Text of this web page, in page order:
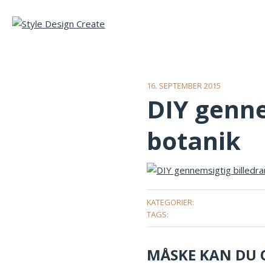
16. SEPTEMBER 2015
DIY
botanik
KATEGORIER:
TAGS:
MÅSKE KAN DU